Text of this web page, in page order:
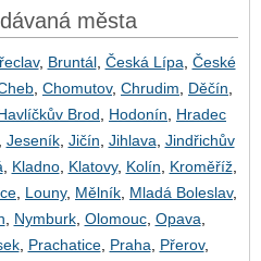
města
, Bruntál, Česká Lípa České
Chomutov, Chrudim Děčín
Brod Hodonín
Hradec
Jeseník, Jičín Jihlava Jindřichův
Kladno, Klatovy, Kolín Kroměříž,
Louny, Mělník Mladá Boleslav,
Nymburk, Olomouc, Opava
, Prachatice, Praha Přerov,